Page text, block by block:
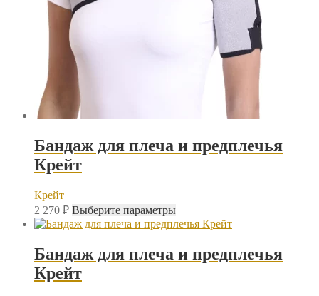
Бандаж для плеча и предплечья
Крейт
Крейт
2 270 ₽ Выберите параметрыЭтот
товар
имеет
вариаций.
Бандаж для плеча и предплечья
Крейт